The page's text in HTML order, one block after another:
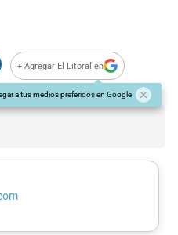
+ Agregar El Litoral en
a tus medios preferidos en Google